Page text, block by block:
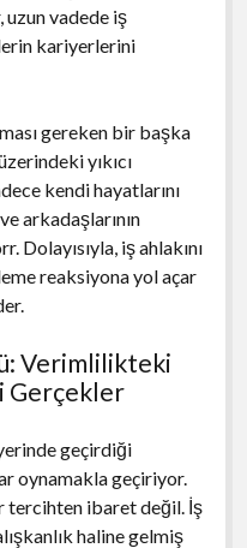
uzun vadede iş
kariyerlerini
gereken bir başka
yıkıcı
kendi hayatlarını
arkadaşlarının
Dolayısıyla, iş ahlakını
reaksiyona yol açar
Verimlilikteki
Gerçekler
geçirdiği
oynamakla geçiriyor.
tercihten ibaret değil. İş
haline gelmiş